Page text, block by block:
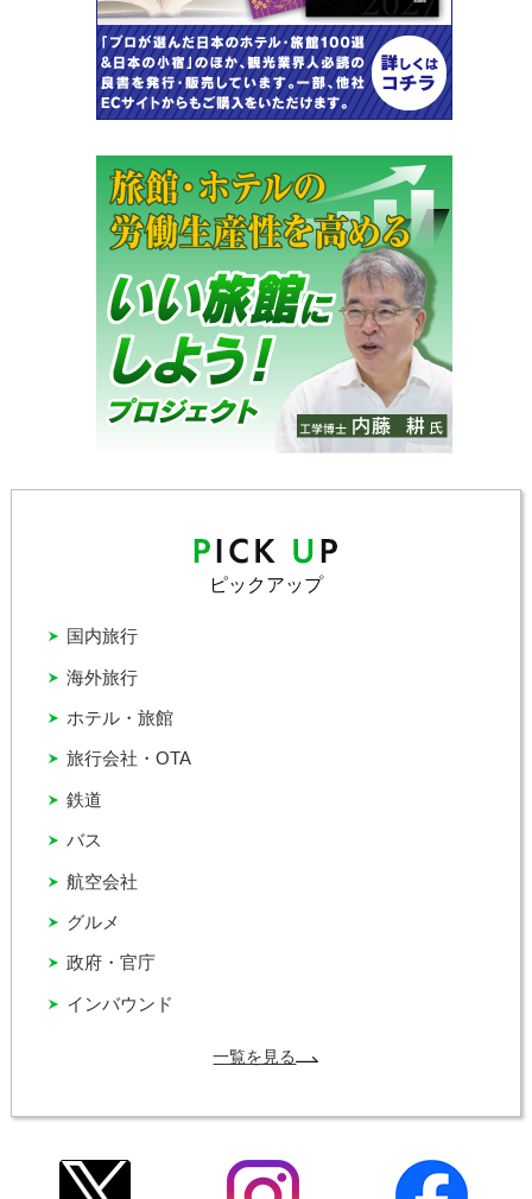
ピックアップ
インバウンド
グルメ
バス
ホテル・旅館
国内旅行
政府・官庁
旅行会社・OTA
海外旅行
航空会社
鉄道
一覧を見る